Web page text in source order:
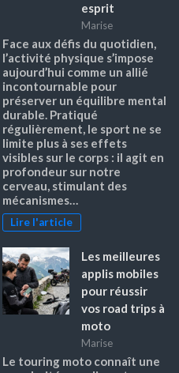
esprit
Marise
Face aux défis du quotidien,
l’activité physique s’impose
aujourd’hui comme un allié
incontournable pour
préserver un équilibre mental
durable. Pratiqué
régulièrement, le sport ne se
limite plus à ses effets
visibles sur le corps : il agit en
profondeur sur notre
cerveau, stimulant des
mécanismes…
Lire l'article
Les meilleures
applis mobiles
pour réussir
vos road trips à
moto
Marise
Le touring moto connaît une